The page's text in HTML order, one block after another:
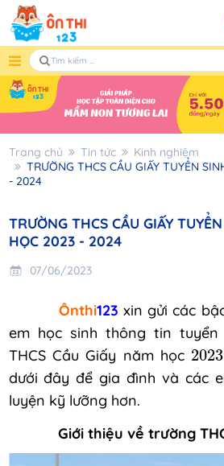
Trang chủ Tin tức
Kinh nghiệm
TRƯỜNG THCS CẦU GIẤY TUYỂN
- 2024
TRƯỜNG THCS CẦU GIẤY
HỌC 2023 - 2024
07/06/2023
Ônthi123 xin gửi các
em học sinh thông tin tuyển
THCS Cầu Giấy năm học 2023
2023
dưới đây để gia đình và các
luyện kỹ lưỡng hơn.
Giới thiệu về trường